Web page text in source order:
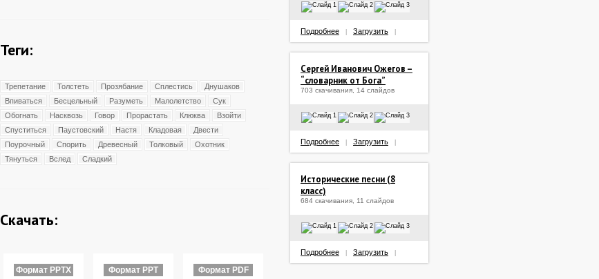
Теги:
Трепетание Толстеть Прозябание Сплестись
Днушаков
Впиваться
Бесцельный Разуметь Малолетство
Сук
Обогнать
Насквозь Говор Прорастать Клюква
Взойти
Спуститься
Паустовский Настя Кладовая
Двести
Поурочный
Спорить Древесный Толковый
Охотник
Тянуться
Вслед Сладкий
Скачать:
Формат PPTX Формат PPT Формат PDF
Подробнее Загрузить
Сергей Иванович Ожегов –
“словарник от Бога”
703 скачивания, 14 слайдов
Подробнее Загрузить
Исторические песни (8
класс)
684 скачивания, 11 слайдов
Подробнее Загрузить